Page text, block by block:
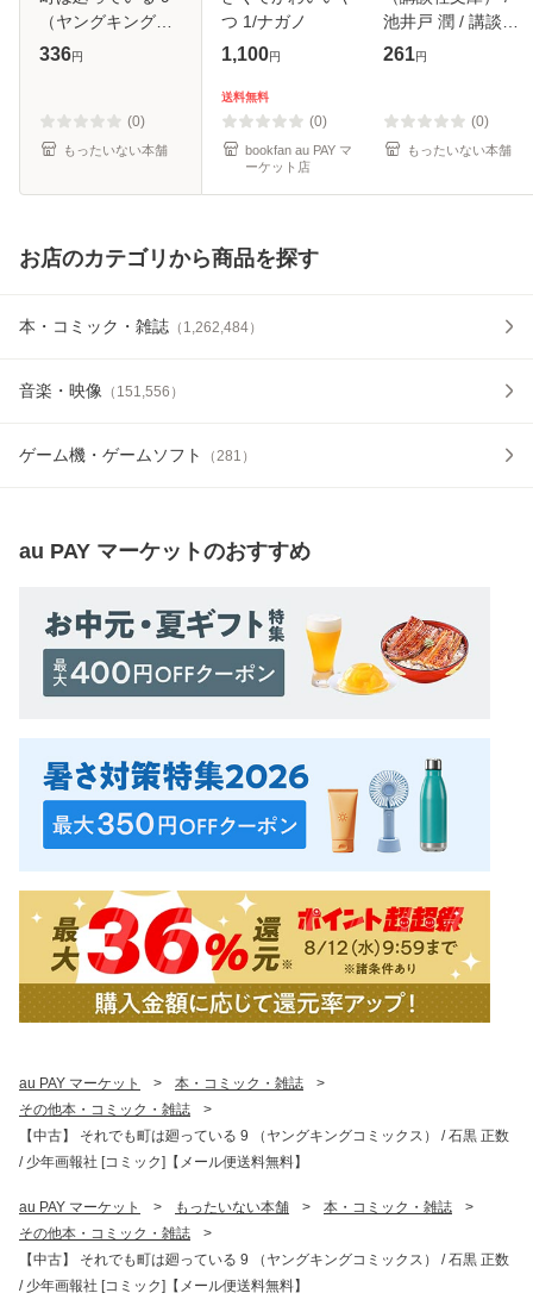
（ヤングキングコ
ミックス） / 石黒
便送料無料】
336円
(0)
もったいない本舗
つ 1/ナガノ
1,100円
送料無料
(0)
bookfan au PAY マ
ーケット店
池井戸 潤 / 講談社
[文庫]【メール便送
261円
(0)
もったいない本舗
お店のカテゴリから商品を探す
本・コミック・雑誌 （ 1,262,484）
音楽・映像 （ 151,556 ）
ゲーム機・ゲームソフト （281 ）
au PAY マーケットのおすすめ
au PAY マーケット > 本・コミック・雑誌
>
その他本・コミック・雑誌
>
【中古】 それでも町は廻っている 9 （ヤングキングコミックス） / 石黒 正数
/ 少年画報社 [コミック]【メール便送料無料】
au PAY マーケット > もったいない本舗 > 本・コミック・雑誌
>
その他本・コミック・雑誌
>
【中古】 それでも町は廻っている 9 （ヤングキングコミックス） / 石黒 正数
/ 少年画報社 [コミック]【メール便送料無料】